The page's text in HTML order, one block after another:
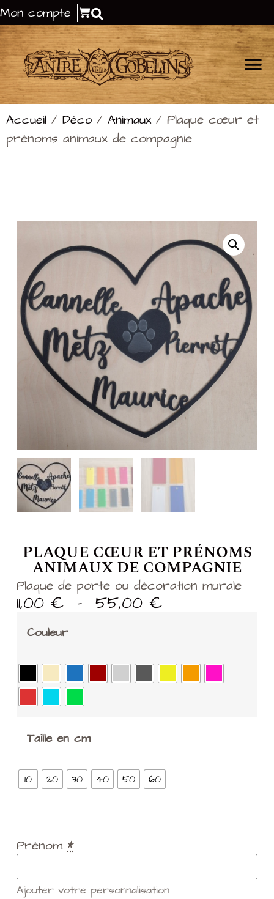
Mon compte
Accueil / Déco / Animaux/ Plaque cœur et
prénoms animaux de compagnie
PLAQUE CŒUR ET PRÉNOMS
ANIMAUX DE COMPAGNIE
Plaque de porte ou décoration murale
11,00 € – 55,00 €
Couleur
Taille en cm
10 20 30 40 50 60
Prénom *
Ajouter votre personnalisation